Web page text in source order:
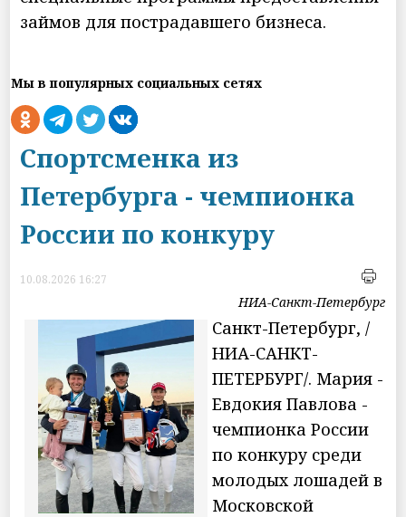
займов для пострадавшего бизнеса.
Мы в популярных социальных сетях
Спортсменка из
Петербурга - чемпионка
России по конкуру
10.08.2026 16:27
НИА-Санкт-Петербург
Санкт-Петербург, /
НИА-САНКТ-
ПЕТЕРБУРГ/. Мария -
Евдокия Павлова -
чемпионка России
по конкуру среди
молодых лошадей в
Московской